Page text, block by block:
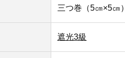
三つ巻（5㎝×5㎝）
遮光3級